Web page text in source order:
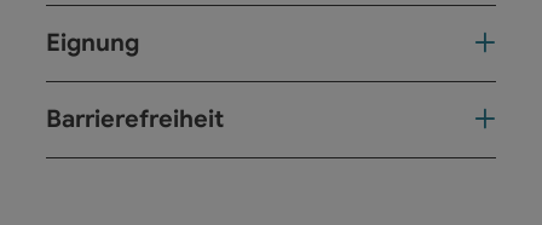
Eignung
Barrierefreiheit